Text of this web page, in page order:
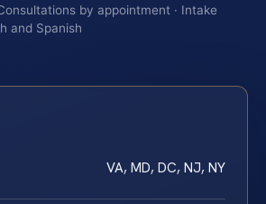
by appointment · Intake
and Spanish
VA, MD, DC, NJ, NY